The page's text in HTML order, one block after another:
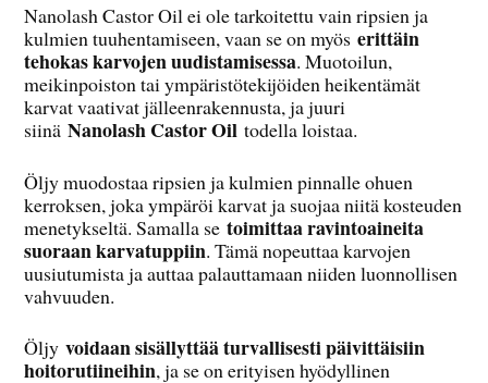
Nanolash Castor Oil ei ole tarkoitettu vain ripsien ja
kulmien tuuhentamiseen, vaan se on myöserittäin
tehokas karvojen uudistamisessa. Muotoilun,
meikinpoiston tai ympäristötekijöiden heikentämät
karvat vaativat jälleenrakennusta, ja juuri
siinäNanolash Castor Oil todella loistaa.
Öljy muodostaa ripsien ja kulmien pinnalle ohuen
kerroksen, joka ympäröi karvat ja suojaa niitä kosteuden
menetykseltä. Samalla setoimittaa ravintoaineita
suoraan karvatuppiin. Tämä nopeuttaa karvojen
uusiutumista ja auttaa palauttamaan niiden luonnollisen
vahvuuden.
Öljyvoidaan sisällyttää turvallisesti päivittäisiin
hoitorutiineihin, ja se on erityisen hyödyllinen